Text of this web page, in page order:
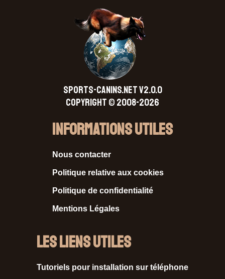
SPORTS-CANINS.NET V2.0.0
Copyright © 2008-2026
Informations Utiles
Nous contacter
Politique relative aux cookies
Politique de confidentialité
Mentions Légales
Les liens utiles
Tutoriels pour installation sur téléphone